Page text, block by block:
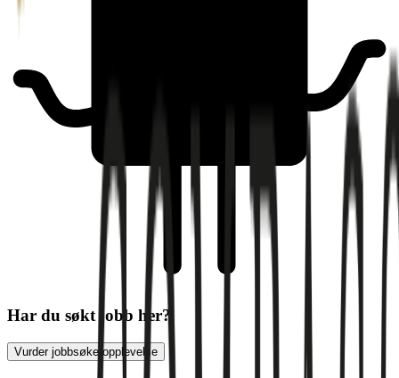
Har du søkt jobb her?
Vurder jobbsøkeropplevelse